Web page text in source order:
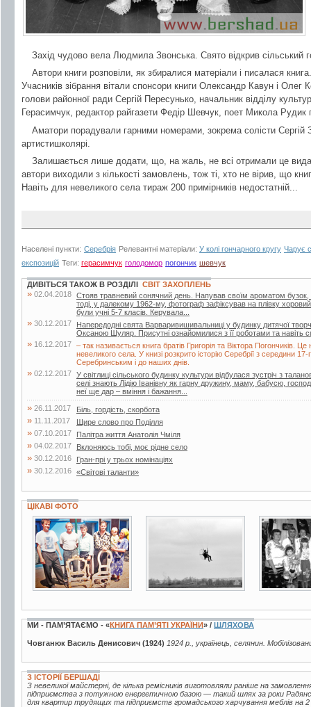
Захід чудово вела Людмила Звонська. Свято відкрив сільський
Автори книги розповіли, як збиралися матеріали і писалася
Учасників зібрання вітали спонсори книги Олександр Кавун і Олег
голови районної ради Сергій Пересунько, начальник відділу
Герасимчук, редактор райгазети Федір Шевчук, поет Микола Рудик
Аматори порадували гарними номерами, зокрема солісти
артистишколярі.
Залишається лише додати, що, на жаль, не всі отримали це
автори виходили з кількості замовлень, тож ті, хто не вірив, що
Навіть для невеликого села тираж 200 примірників недостатній...
Населені пункти: Серебрія Релевантні матеріали: У колі гончарного кругу Чарує
експозицій Теги: герасимчук голодомор погончик шевчук
ДИВІТЬСЯ ТАКОЖ В РОЗДІЛІ СВІТ ЗАХОПЛЕНЬ
» 02.04.2018 Стояв травневий сонячний день. Напував своїм ароматом
тоді, у далекому 1962-му, фотограф зафіксував на плівку
були учні 5-7 класів. Керувала...
» 30.12.2017
Напередодні свята Варваривишивальниці у будинку дитячої
Оксаною Шуляр. Присутні ознайомилися з її роботами та
» 16.12.2017 – так називається книга братів Григорія та Віктора Погончиків.
невеликого села. У книзі розкрито історію Серебрії з середини
Серебринським і до наших днів.
» 02.12.2017 У світлиці сільського будинку культури відбулася зустріч з
селі знають Лідію Іванівну як гарну дружину, маму, бабусю,
неї ще дар – вміння і бажання...
» 26.11.2017 Біль, гордість, скорбота
» 11.11.2017 Щире слово про Поділля
» 07.10.2017 Палітра життя Анатолія Чміля
» 04.02.2017 Вклоняюсь тобі, моє рідне село
» 30.12.2016 Гран-прі у трьох номінаціях
» 30.12.2016 «Світові таланти»
ЦІКАВІ ФОТО
5 фото 3 фото
МИ - ПАМ’ЯТАЄМО - «КНИГА ПАМ’ЯТІ УКРАЇНИ» / ШЛЯХОВА
Човганюк Василь Денисович (1924) 1924 р., українець, селянин.
З ІСТОРІЇ БЕРШАДІ
З невеликої майстерні, де кілька ремісників виготовляли раніше на
підприємства з потужною енергетичною базою — такий шлях за роки
для квартир трудящих та підприємств громадського харчування меблів на